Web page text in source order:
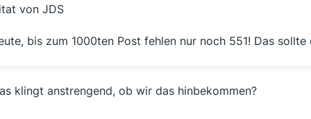
von JDS
bis zum 1000ten Post fehlen nur noch 551! Das
klingt anstrengend, ob wir das hinbekommen?